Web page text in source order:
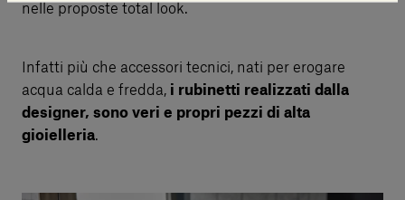
nelle proposte total look.
Infatti più che accessori tecnici, nati per erogare
acqua calda e fredda, i rubinetti realizzati dalla
designer, sono veri e propri pezzi di alta
gioielleria.